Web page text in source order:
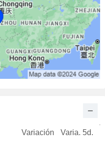
Variación Varia. 5d.